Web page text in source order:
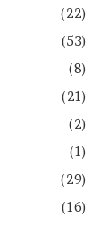
(22)
(53)
(8)
(21)
(2)
(1)
(29)
(16)